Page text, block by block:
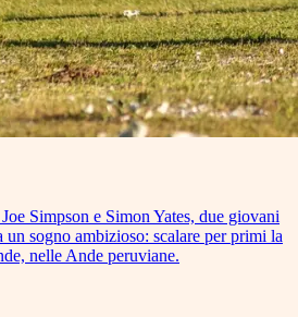
Simpson e Simon Yates, due giovani
sogno ambizioso: scalare per primi la
nelle Ande peruviane.